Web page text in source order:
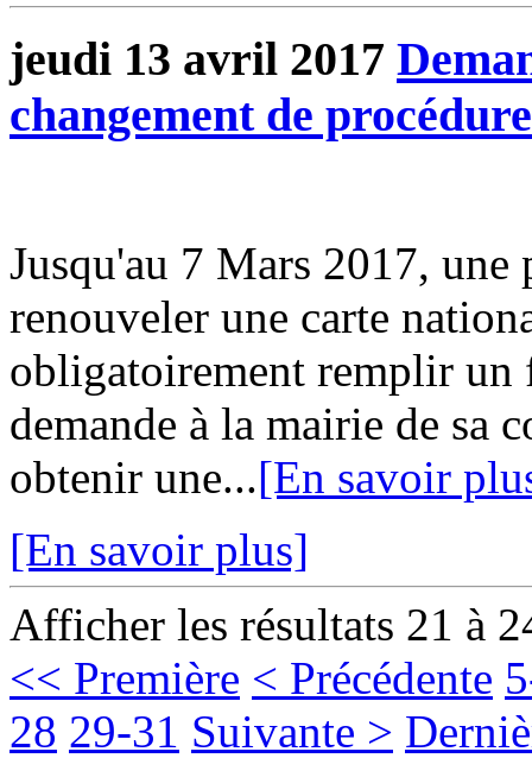
jeudi 13 avril 2017
changement de procédure
Jusqu'au 7 Mars 2017,
renouveler une carte
obligatoirement remplir un
demande à la mairie de sa
obtenir une...[En savoir
[En savoir plus]
Afficher les résultats 21 à
<< Première < Précédente
28 29-31 Suivante >